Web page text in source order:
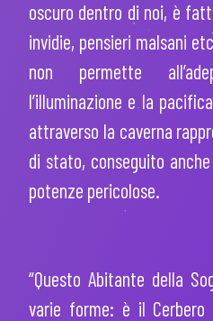
oscuro dentro di noi, è
invidie, pensieri malsani
non permette
l’illuminazione e la
attraverso la caverna
di stato, conseguito
potenze pericolose.
“Questo Abitante della
varie forme: è il Cerbero